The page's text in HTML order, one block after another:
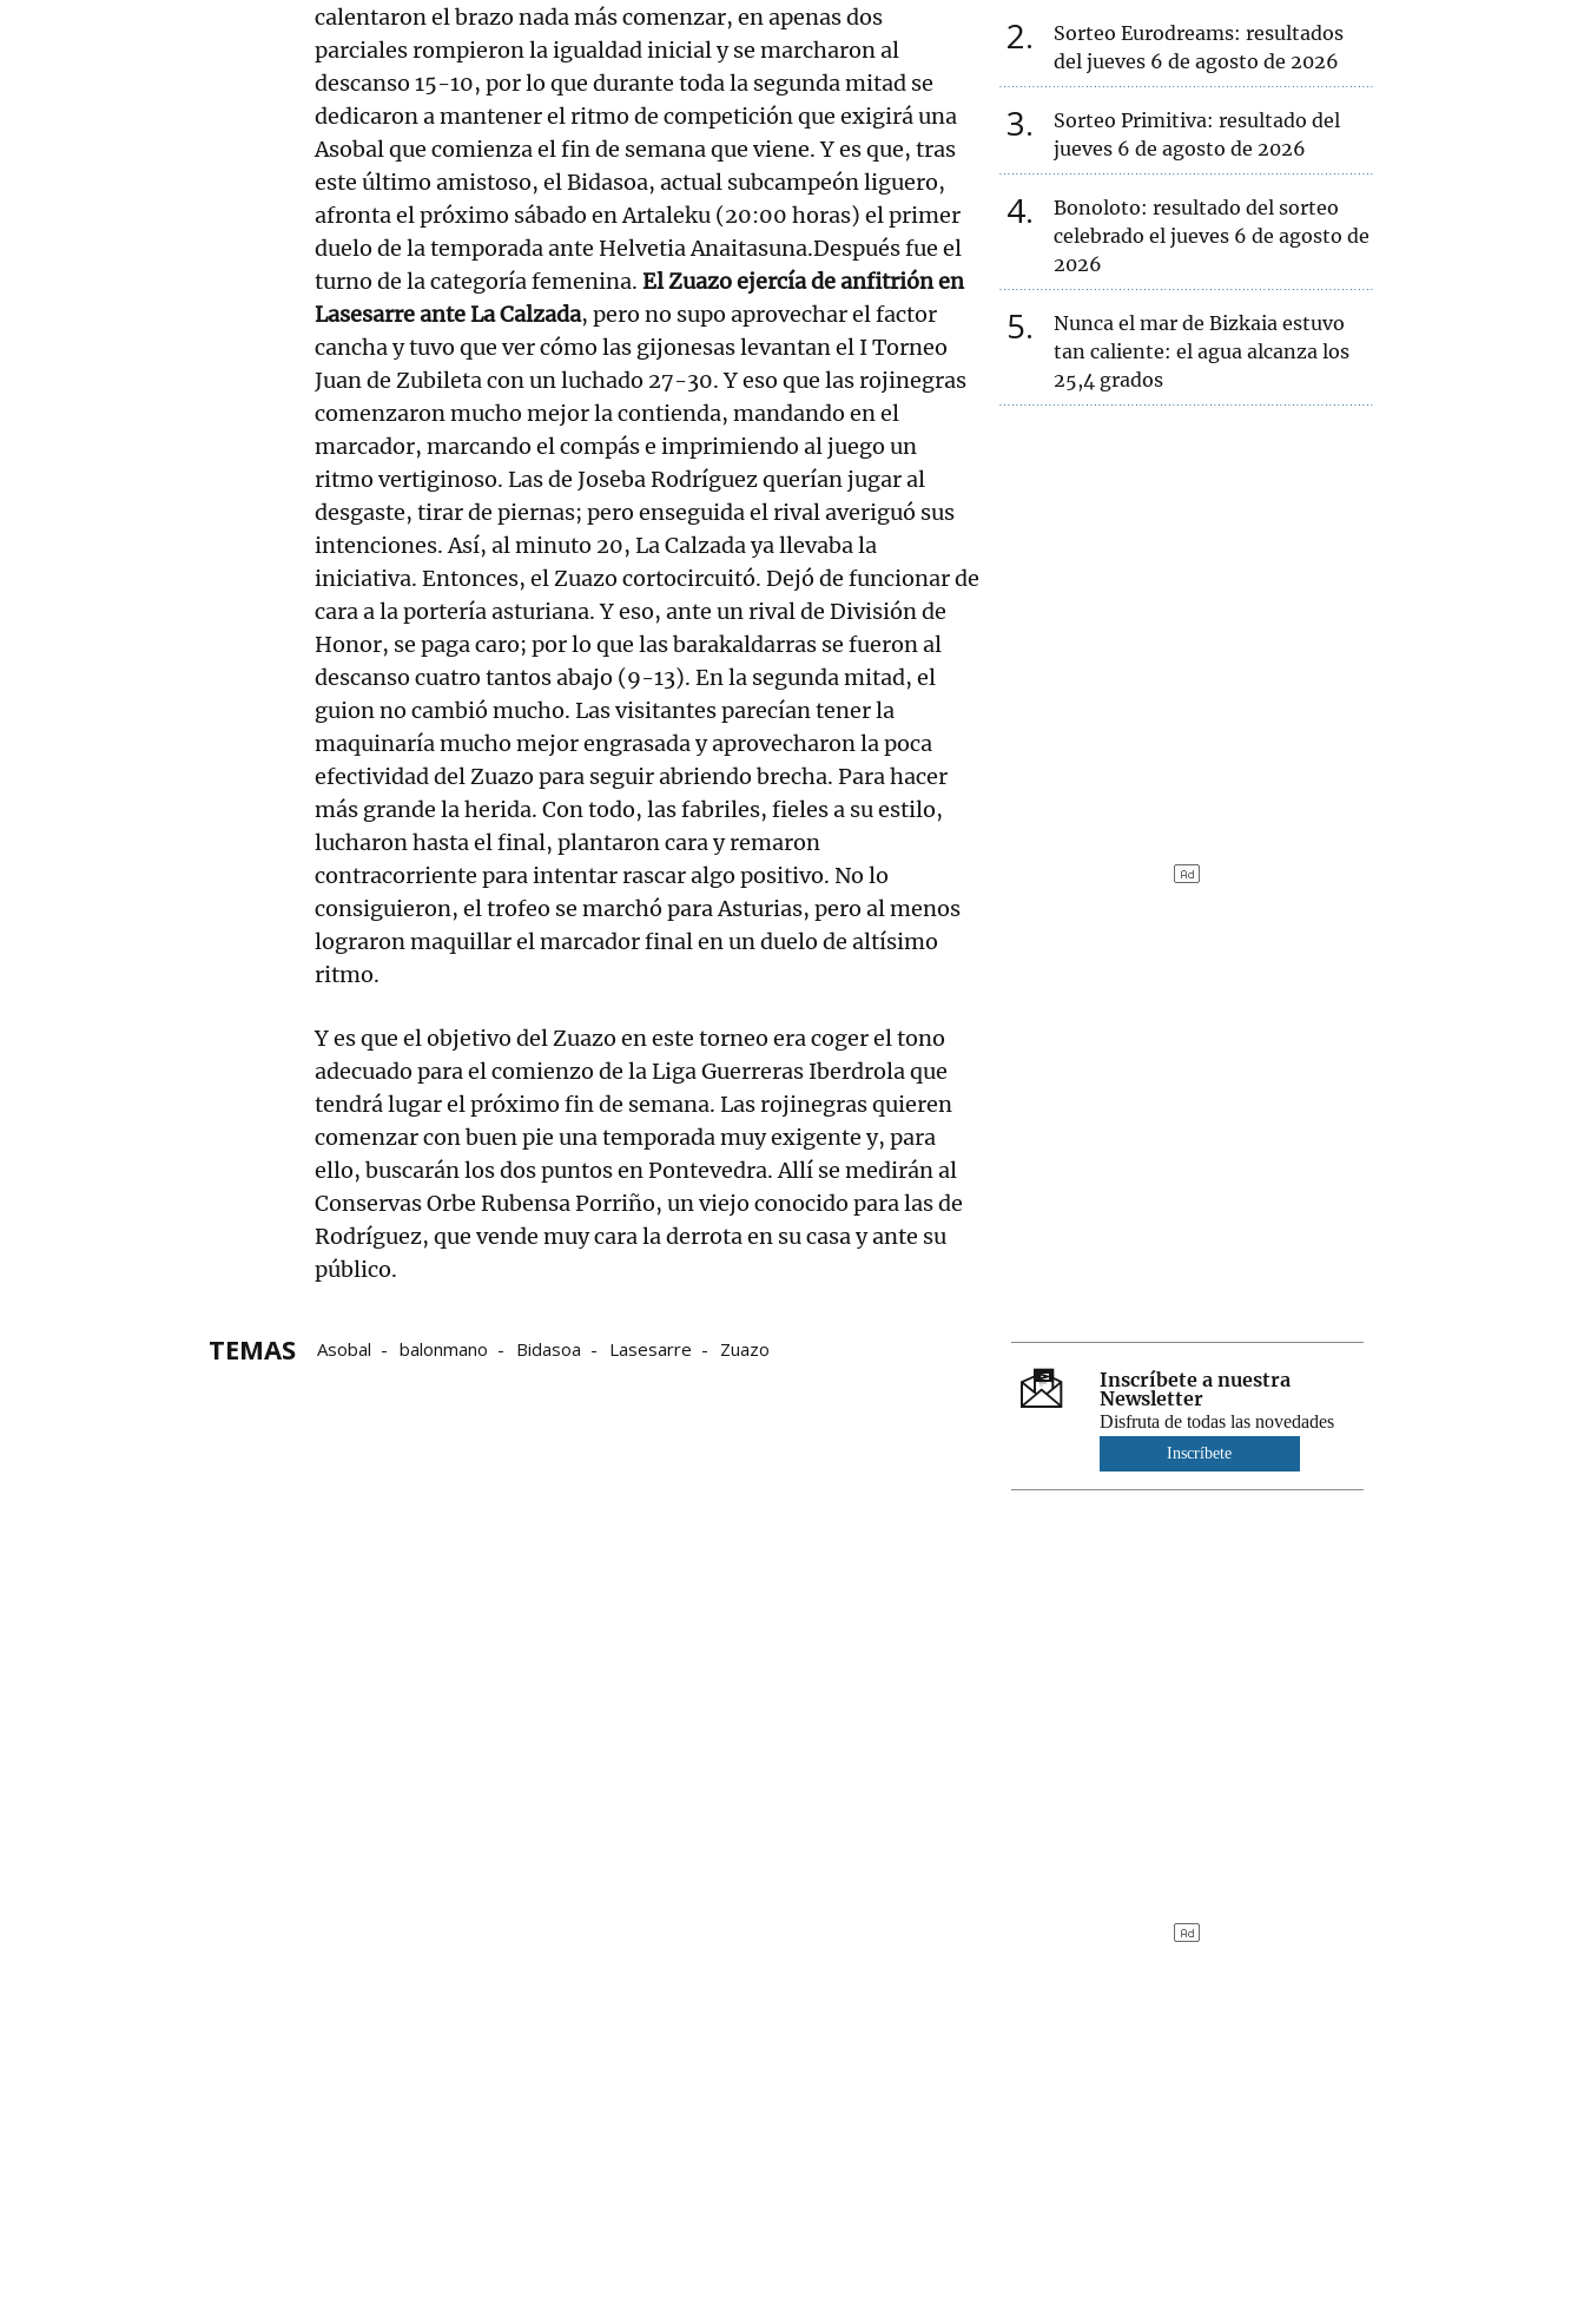
calentaron el brazo nada más comenzar, en apenas dos
parciales rompieron la igualdad inicial y se marcharon al
descanso 15-10, por lo que durante toda la segunda mitad se
dedicaron a mantener el ritmo de competición que exigirá una
Asobal que comienza el fin de semana que viene. Y es que, tras
este último amistoso, el Bidasoa, actual subcampeón liguero,
afronta el próximo sábado en Artaleku (20:00 horas) el primer
duelo de la temporada ante Helvetia Anaitasuna.Después fue el
turno de la categoría femenina. El Zuazo ejercía de anfitrión en
Lasesarre ante La Calzada, pero no supo aprovechar el factor
cancha y tuvo que ver cómo las gijonesas levantan el I Torneo
Juan de Zubileta con un luchado 27-30. Y eso que las rojinegras
comenzaron mucho mejor la contienda, mandando en el
marcador, marcando el compás e imprimiendo al juego un
ritmo vertiginoso. Las de Joseba Rodríguez querían jugar al
desgaste, tirar de piernas; pero enseguida el rival averiguó sus
intenciones. Así, al minuto 20, La Calzada ya llevaba la
iniciativa. Entonces, el Zuazo cortocircuitó. Dejó de funcionar de
cara a la portería asturiana. Y eso, ante un rival de División de
Honor, se paga caro; por lo que las barakaldarras se fueron al
descanso cuatro tantos abajo (9-13). En la segunda mitad, el
guion no cambió mucho. Las visitantes parecían tener la
maquinaría mucho mejor engrasada y aprovecharon la poca
efectividad del Zuazo para seguir abriendo brecha. Para hacer
más grande la herida. Con todo, las fabriles, fieles a su estilo,
lucharon hasta el final, plantaron cara y remaron
contracorriente para intentar rascar algo positivo. No lo
consiguieron, el trofeo se marchó para Asturias, pero al menos
lograron maquillar el marcador final en un duelo de altísimo
ritmo.
Y es que el objetivo del Zuazo en este torneo era coger el tono
adecuado para el comienzo de la Liga Guerreras Iberdrola que
tendrá lugar el próximo fin de semana. Las rojinegras quieren
comenzar con buen pie una temporada muy exigente y, para
ello, buscarán los dos puntos en Pontevedra. Allí se medirán al
Conservas Orbe Rubensa Porriño, un viejo conocido para las de
Rodríguez, que vende muy cara la derrota en su casa y ante su
público.
TEMAS Asobal balonmano Bidasoa Lasesarre Zuazo
2
Sorteo Eurodreams: resultados
del jueves 6 de agosto de 2026
3
Sorteo Primitiva: resultado del
jueves 6 de agosto de 2026
4
Bonoloto: resultado del sorteo
celebrado el jueves 6 de agosto de
2026
5
Nunca el mar de Bizkaia estuvo
tan caliente: el agua alcanza los
25,4 grados
Inscríbete a nuestra
Newsletter
Disfruta de todas las novedades
Inscríbete